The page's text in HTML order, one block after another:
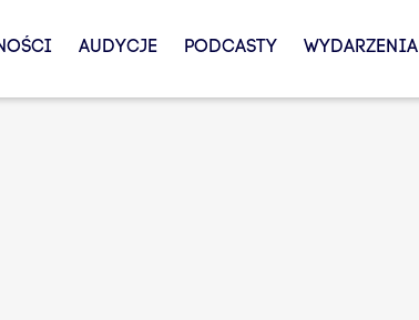
AUDYCJE PODCASTY WYDARZENIA